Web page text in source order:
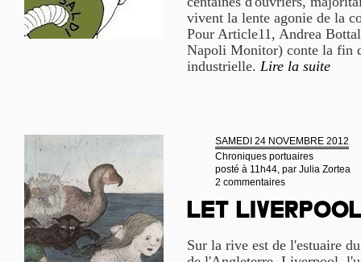
vivent la lente agonie de la
Pour Article11, Andrea
Napoli Monitor) conte la fin
industrielle. Lire la suite
SAMEDI 24 NOVEMBRE 2012
Chroniques portuaires
posté à 11h44, par Julia Zortea
2 commentaires
Let
Sur la rive est de l'estuaire